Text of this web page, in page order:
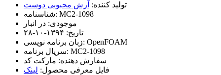
تولید کننده: آرش محبوبی دوست
شناسنامه: MC2-1098
موجودی: در انبار
تاریخ: ۱۳۹۴-۱۰-۲۸
زبان برنامه نویسی: OpenFOAM
سریال برنامه: MC2-1098
سفارش دهنده: مارکت کد
فایل معرفی محصول: لینک